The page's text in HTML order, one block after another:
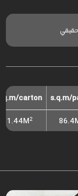
s.q.m/
carton
1.44M2